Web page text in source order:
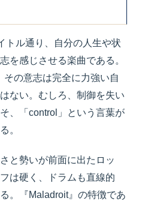
トル通り、自分の人生や状
を感じさせる楽曲である。
の意志は完全に力強い自
ない。むしろ、制御を失い
、「control」という言葉が
。
と勢いが前面に出たロッ
は硬く、ドラムも直線的
。『Maladroit』の特徴であ